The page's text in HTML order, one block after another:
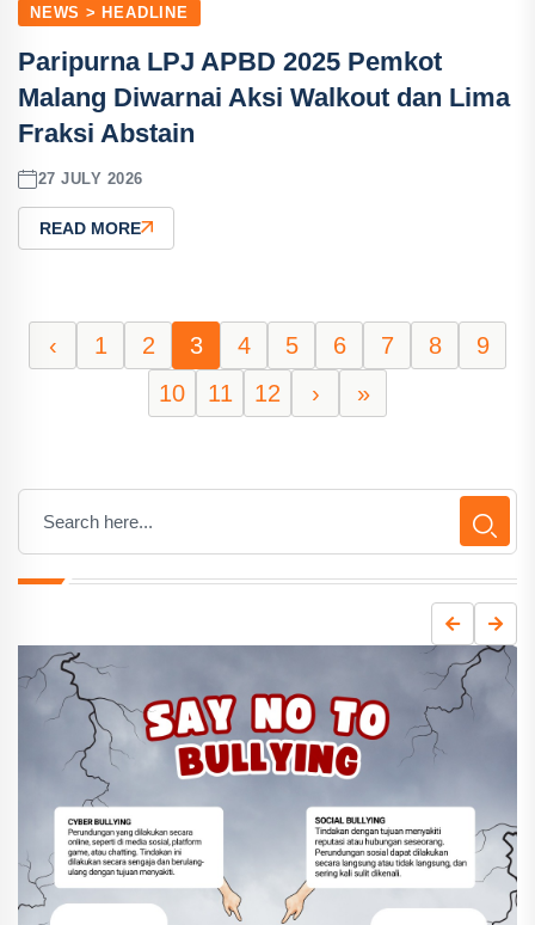
NEWS > HEADLINE
Paripurna LPJ APBD 2025 Pemkot
Malang Diwarnai Aksi Walkout dan Lima
Fraksi Abstain
27 JULY 2026
READ MORE
‹ 1 2 3 4 5 6 7 8
9
10
11 12 › »